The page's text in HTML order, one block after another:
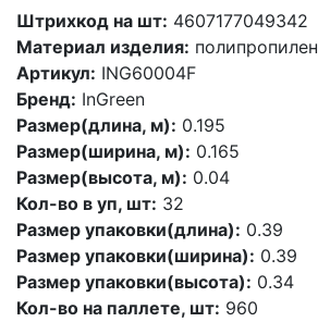
Штрихкод на шт: 4607177049342
Материал изделия: полипропилен
Артикул: ING60004F
Бренд: InGreen
Размер(длина, м): 0.195
Размер(ширина, м): 0.165
Размер(высота, м): 0.04
Кол-во в уп, шт: 32
Размер упаковки(длина): 0.39
Размер упаковки(ширина): 0.39
Размер упаковки(высота): 0.34
Кол-во на паллете, шт: 960